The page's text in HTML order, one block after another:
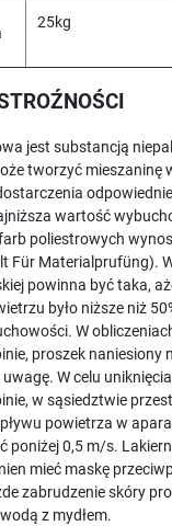
25kg
jest substancją
tworzyć mieszaninę
wartość
poliestrowych
Für Materialprufüng).
powinna być taka,
było niższe niż
W
proszek naniesiony
W celu
w sąsiedztwie
powietrza w
poniżej 0,5 m/s.
mieć maskę
zabrudzenie skóry
z mydłem.